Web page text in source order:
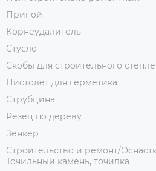
Припой
Корнеудалитель
Стусло
Скобы для строительного
Пистолет для герметика
Струбцина
Резец по дереву
Зенкер
Строительство и ремонт/
Точильный камень, точилка